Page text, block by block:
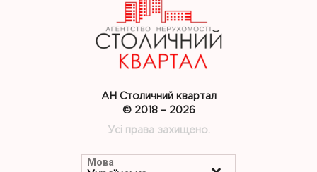
АН Столичний квартал
© 2018 – 2026
Усі права захищено.
Мова